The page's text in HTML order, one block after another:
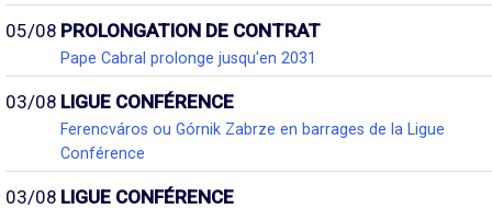
05/08 PROLONGATION DE CONTRAT
Pape Cabral prolonge jusqu'en 2031
03/08 LIGUE CONFÉRENCE
Ferencváros ou Górnik Zabrze en barrages de la Ligue
Conférence
03/08 LIGUE CONFÉRENCE